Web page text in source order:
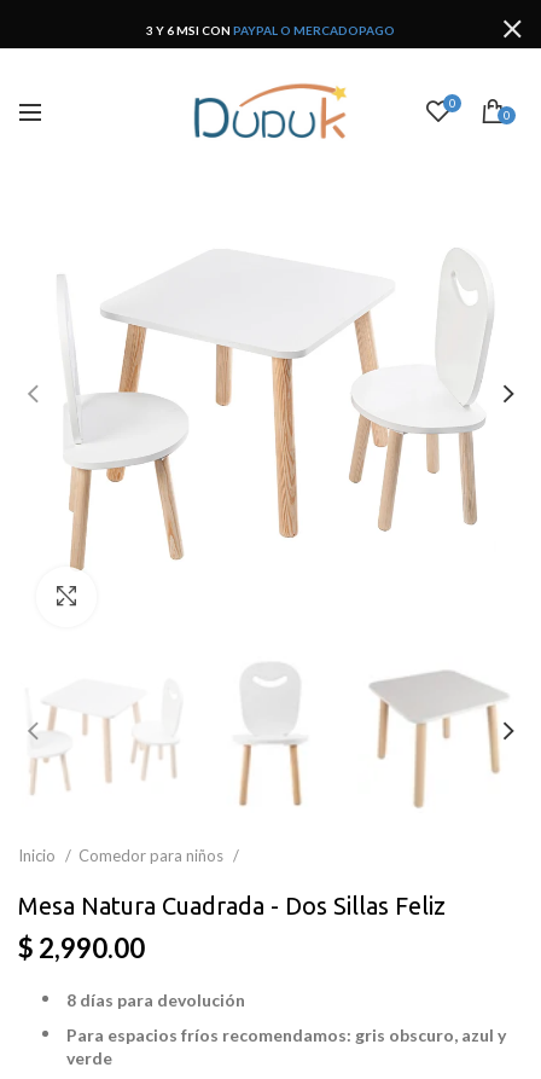
3 Y 6 MSI CON PAYPAL O MERCADOPAGO
0
0
Inicio Comedor para niños
Mesa Natura Cuadrada - Dos Sillas Feliz
$ 2,990.00
8 días para devolución
Para espacios fríos recomendamos: gris obscuro, azul y
verde